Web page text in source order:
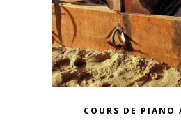
COURS DE PIANO